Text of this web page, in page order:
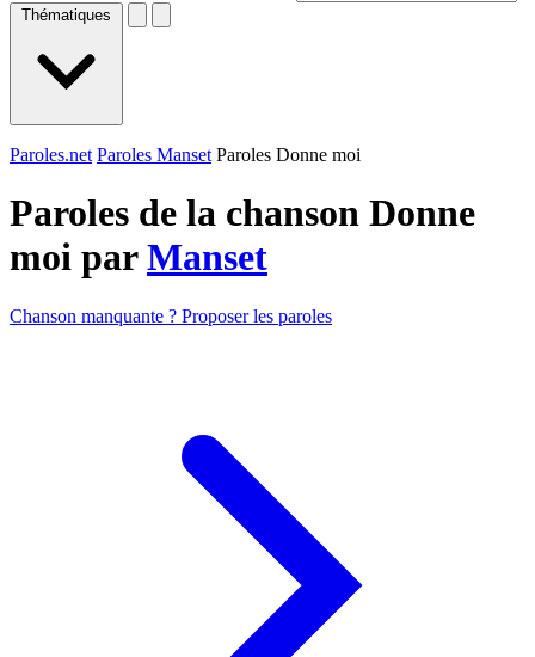
Thématiques
Paroles.net Paroles Manset Paroles Donne moi
Paroles de la chanson Donne
moi parManset
Chanson manquante ? Proposer les paroles